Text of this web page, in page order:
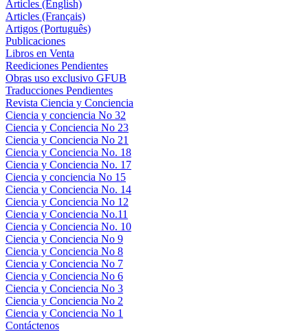
Articles (English)
Articles (Français)
Artigos (Português)
Publicaciones
Libros en Venta
Reediciones Pendientes
Obras uso exclusivo GFUB
Traducciones Pendientes
Revista Ciencia y Conciencia
Ciencia y conciencia No 32
Ciencia y Conciencia No 23
Ciencia y Conciencia No 21
Ciencia y Conciencia No. 18
Ciencia y Conciencia No. 17
Ciencia y conciencia No 15
Ciencia y Conciencia No. 14
Ciencia y Conciencia No 12
Ciencia y Conciencia No.11
Ciencia y Conciencia No. 10
Ciencia y Conciencia No 9
Ciencia y Conciencia No 8
Ciencia y Conciencia No 7
Ciencia y Conciencia No 6
Ciencia y Conciencia No 3
Ciencia y Conciencia No 2
Ciencia y Conciencia No 1
Contáctenos